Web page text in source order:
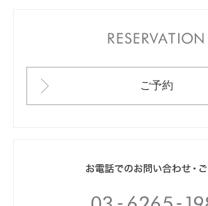
ご予約